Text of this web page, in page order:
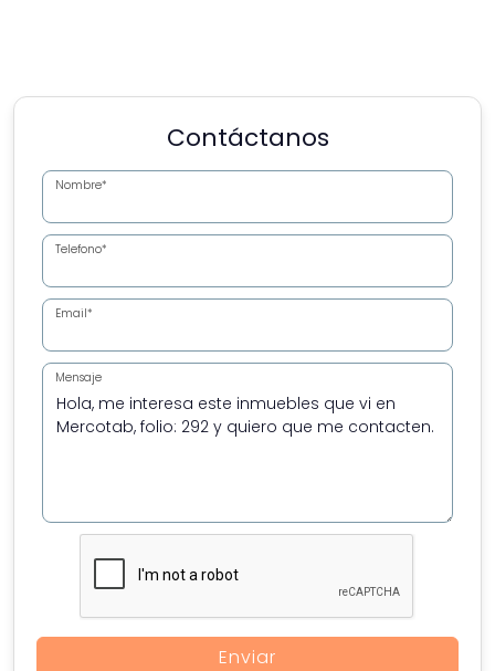
Contáctanos
Nombre*
Telefono*
Email*
Mensaje
Enviar